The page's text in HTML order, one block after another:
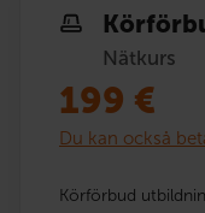
Nätkurs
199 €
Du kan också
Körförbud